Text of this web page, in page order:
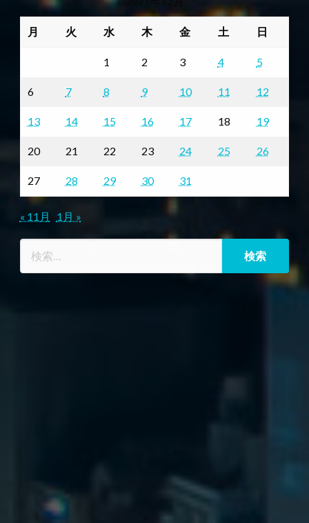
月 火 水 木 金 土 日
1 2 3 4 5
6 7 8 9 10 11 12
13 14 15 16 17 18 19
20 21 22 23 24 25 26
27 28 29 30 31
« 11月 1月 »